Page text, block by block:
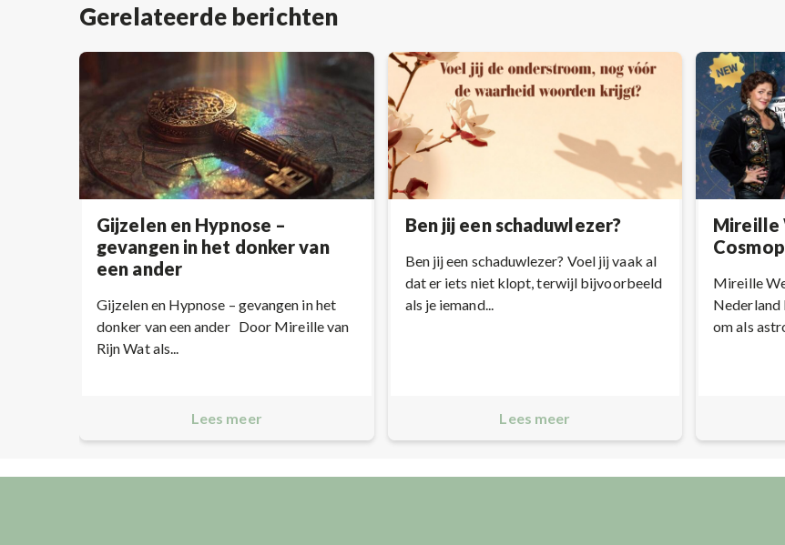
Gerelateerde berichten
Gijzelen en Hypnose –
gevangen in het donker van
een ander
Gijzelen en Hypnose – gevangen in het
donker van een ander Door Mireille van
Rijn Wat als...
Lees meer
Ben jij een schaduwlezer?
Ben jij een schaduwlezer? Voel jij vaak al
dat er iets niet klopt, terwijl bijvoorbeeld
als je iemand...
Lees meer
Mireille
Mireille
Nederland
om als